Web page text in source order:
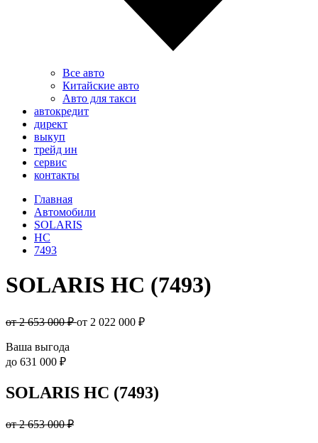
Все авто
Китайские авто
Авто для такси
автокредит
директ
выкуп
трейд ин
сервис
контакты
Главная
Автомобили
SOLARIS
HC
7493
SOLARIS HC (7493)
от 2 653 000 ₽от 2 022 000 ₽
Ваша выгода
до 631 000 ₽
SOLARIS HC (7493)
от 2 653 000 ₽